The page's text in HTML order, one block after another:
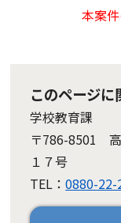
本案
このページ
学校教育課
〒786-8501
１７号
TEL：0880-22-